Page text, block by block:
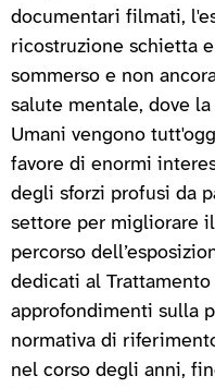
documentari filmati,
ricostruzione schietta
sommerso e non
salute mentale, dove
Umani vengono
favore di enormi
degli sforzi profusi da
settore per migliorare
percorso
dedicati al
approfondimenti sulla
normativa di
nel corso degli anni,